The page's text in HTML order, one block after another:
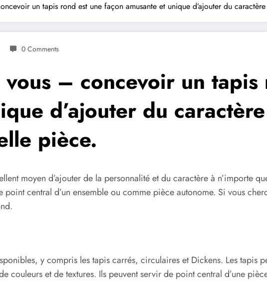
un tapis rond est une façon amusante et unique d’ajouter du
0 Comments
– concevoir un
d’ajouter du
pièce.
moyen d’ajouter de la personnalité et du caractère à n’importe
central d’un ensemble ou comme pièce autonome. Si vous
y compris les tapis carrés, circulaires et Dickens. Les tapis
couleurs et de textures. Ils peuvent servir de point central d’une